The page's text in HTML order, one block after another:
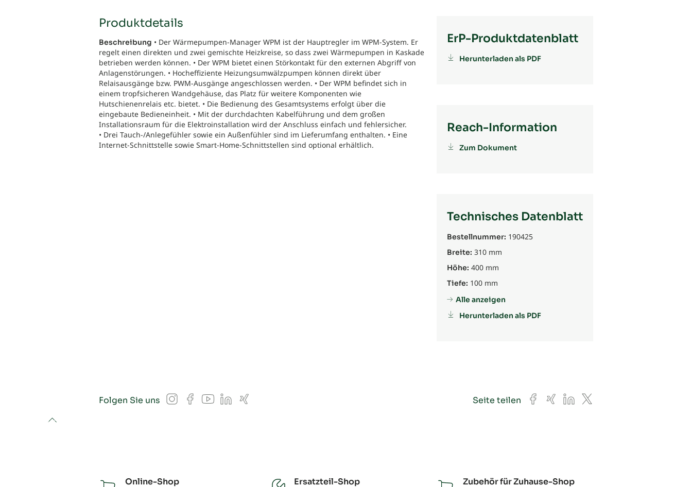
Produktdetails
Beschreibung • Der Wärmepumpen-Manager WPM ist der Hauptregler im WPM-System. Er
regelt einen direkten und zwei gemischte Heizkreise, so dass zwei Wärmepumpen in Kaskade
betrieben werden können. • Der WPM bietet einen Störkontakt für den externen Abgriff von
Anlagenstörungen. • Hocheffiziente Heizungsumwälzpumpen können direkt über
Relaisausgänge bzw. PWM-Ausgänge angeschlossen werden. • Der WPM befindet sich in
einem tropfsicheren Wandgehäuse, das Platz für weitere Komponenten wie
Hutschienenrelais etc. bietet. • Die Bedienung des Gesamtsystems erfolgt über die
eingebaute Bedieneinheit. • Mit der durchdachten Kabelführung und dem großen
Installationsraum für die Elektroinstallation wird der Anschluss einfach und fehlersicher.
• Drei Tauch-/Anlegefühler sowie ein Außenfühler sind im Lieferumfang enthalten. • Eine
Internet-Schnittstelle sowie Smart-Home-Schnittstellen sind optional erhältlich.
ErP-Produktdatenblatt
Herunterladen als PDF
Reach-Information
Zum Dokument
Technisches Datenblatt
Bestellnummer: 190425
Breite: 310 mm
Höhe: 400 mm
Tiefe: 100 mm
Alle anzeigen
Herunterladen als PDF
Folgen Sie uns Instagram
Facebook
YouTube
LinkedIn
Xing Seite teilen Facebook
XingLinkedIn
X
to top
Online-Shop Ersatzteil-Shop Zubehör für Zuhause-Shop